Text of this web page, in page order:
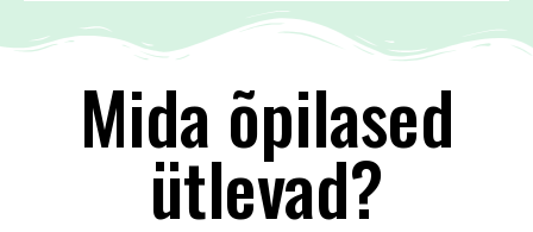
Mida õpilased
ütlevad?